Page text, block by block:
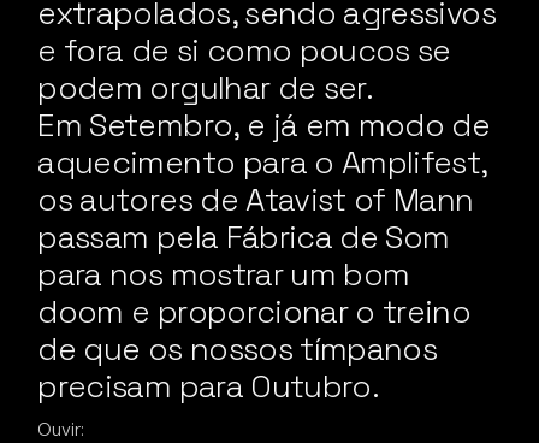
extrapolados, sendo agressivos
e fora de si como poucos se
podem orgulhar de ser.
Em Setembro, e já em modo de
aquecimento para o Amplifest,
os autores de Atavist of Mann
passam pela Fábrica de Som
para nos mostrar um bom
doom e proporcionar o treino
de que os nossos tímpanos
precisam para Outubro.
Ouvir: